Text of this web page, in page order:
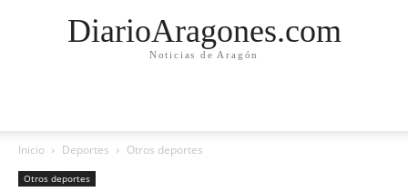
DiarioAragones.com
Noticias de Aragón
Inicio Deportes Otros deportes
Otros deportes